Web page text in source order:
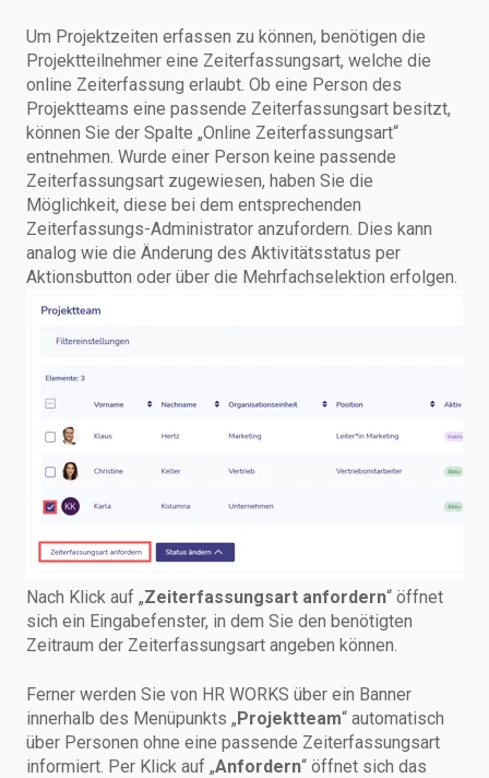
Um Projektzeiten erfassen zu können, benötigen die
Projektteilnehmer eine Zeiterfassungsart, welche die
online Zeiterfassung erlaubt. Ob eine Person des
Projektteams eine passende Zeiterfassungsart besitzt,
können Sie der Spalte „Online Zeiterfassungsart“
entnehmen. Wurde einer Person keine passende
Zeiterfassungsart zugewiesen, haben Sie die
Möglichkeit, diese bei dem entsprechenden
Zeiterfassungs-Administrator anzufordern. Dies kann
analog wie die Änderung des Aktivitätsstatus per
Aktionsbutton oder über die Mehrfachselektion erfolgen.
Nach Klick auf „Zeiterfassungsart anfordern“ öffnet
sich ein Eingabefenster, in dem Sie den benötigten
Zeitraum der Zeiterfassungsart angeben können.
Ferner werden Sie von HR WORKS über ein Banner
innerhalb des Menüpunkts „Projektteam“ automatisch
über Personen ohne eine passende Zeiterfassungsart
informiert. Per Klick auf „Anfordern“ öffnet sich das